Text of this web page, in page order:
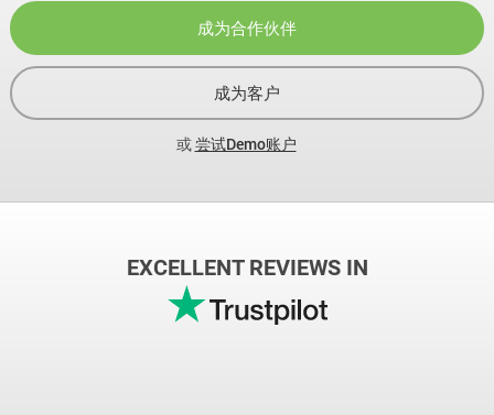
成为合作伙伴
成为客户
或尝试Demo账户
EXCELLENT REVIEWS IN